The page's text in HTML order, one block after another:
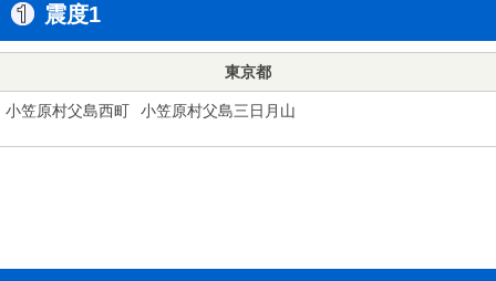
震度1
東京都
小笠原村父島西町 小笠原村父島三日月山